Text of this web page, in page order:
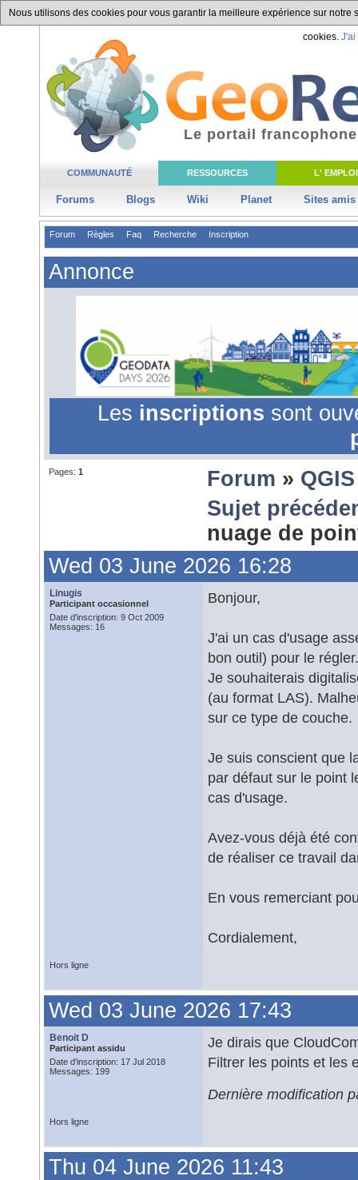
Nous utilisons des cookies pour vous garantir la meilleure expérience sur
cookies. J'ai
COMMUNAUTÉ RESSOURCES L' EMPLOI
Forums Blogs Wiki Planet Sites amis
Le portail
Forum Règles Faq Recherche Inscription
Annonce
Les inscriptions sont
Pages: 1 Forum » QGIS
Sujet
nuage de
Wed 03 June 2026 16:28
Linugis
Participant occasionnel
Date d'inscription: 9 Oct 2009
Messages: 16
Bonjour,
J'ai un cas d'usage
bon outil) pour le régler.
Je souhaiterais
(au format LAS).
sur ce type de couche.
Je suis conscient que
par défaut sur le point
cas d'usage.
Avez-vous déjà été
de réaliser ce travail
En vous remerciant
Cordialement,
Hors ligne
Wed 03 June 2026 17:43
Benoit D
Participant assidu
Date d'inscription: 17 Jul 2018
Messages: 199
Je dirais que
Filtrer les points et les
Dernière modification
Hors ligne
Thu 04 June 2026 11:43